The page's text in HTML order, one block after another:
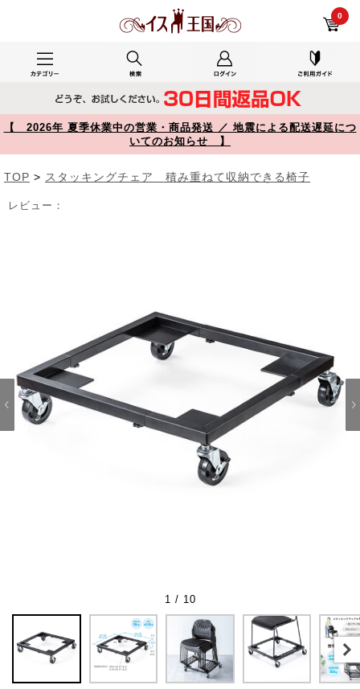
折りたたみ椅子 運搬用台車 スタッキングチェア 幅調整可能 50kg耐荷重 キャスター付 150-SNCCART3【イス王国】
0
【 2026年 夏季休業中の営業・商品発送 ／ 地震による配送遅延につ
いてのお知らせ 】
TOP > スタッキングチェア 積み重ねて収納できる椅子
レビュー：
1 / 10